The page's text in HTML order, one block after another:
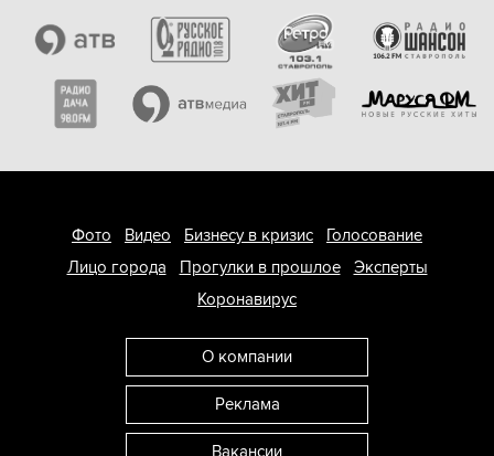
Фото Видео Бизнесу в кризис
Голосование
Лицо города
Прогулки в прошлое
Эксперты
Коронавирус
О компании
Реклама
Вакансии